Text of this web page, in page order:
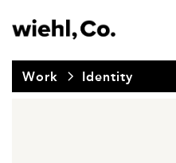
Work Identity